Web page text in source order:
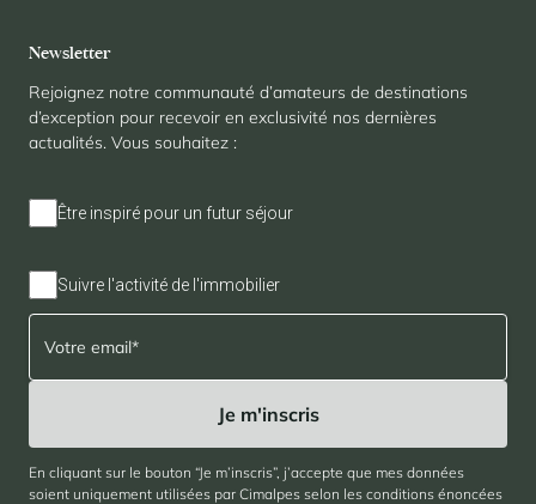
Etude annuelle de l'immobilier de montagne par Cimalpes
En savoir plus
Où trouver les plus beaux spots de ski hors-piste dans les Alpes
du soleil ? Vous snobez les pistes damées pour leur préférer les
ces adeptes du ski hors-piste. Découvrez notre sélection de secteurs
mythiques où la poudreuse se mérite - et se savoure.
Newsletter
Rejoignez notre communauté d’amateurs de destinations
d’exception pour recevoir en exclusivité nos dernières
actualités. Vous souhaitez :
Être inspiré pour un futur séjour
Suivre l'activité de l'immobilier
En cliquant sur le bouton “Je m’inscris”, j’accepte que mes données
soient uniquement utilisées par Cimalpes selon les conditions énoncées